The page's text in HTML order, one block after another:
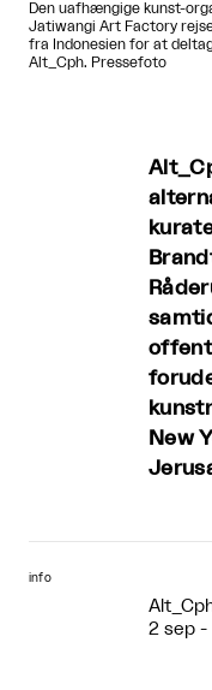
Den uafhængige kunst-
Jatiwangi Art Factory
fra Indonesien for at
Alt_Cph. Pressefoto
New
info
2 sep -